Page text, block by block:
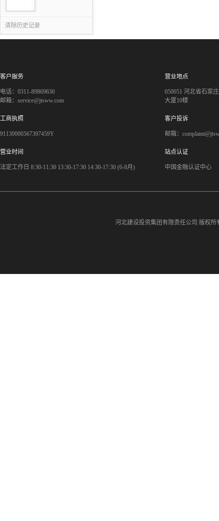
清除历史记录
客户服务
电话：0311-89869630
邮箱：service@jtsww.com
营业地点
050051 河北省石家
大厦10楼
工商执照
91130000567397459Y
客户投诉
邮箱：
营业时间
法定工作日 8:30-11:30 13:30-17:30 14:30-17:30 (6-8月)
站点认证
中国金融认证中心
河北建设投资集团有限责任公司 版权所